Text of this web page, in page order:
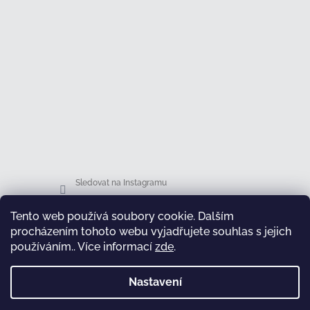
Tento web používá soubory cookie. Dalším
procházením tohoto webu vyjadřujete souhlas s jejich
používáním.. Více informací zde.
Nastavení
Sledovat na Instagramu
Facebook
test